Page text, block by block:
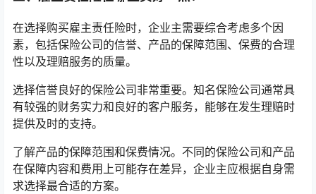
在选择购买雇主责任险时，企业主需要综合考虑多个因
素，包括保险公司的信誉、产品的保障范围、保费的合理
性以及理赔服务的质量。
选择信誉良好的保险公司非常重要。知名保险公司通常具
有较强的财务实力和良好的客户服务，能够在发生理赔时
提供及时的支持。
了解产品的保障范围和保费情况。不同的保险公司和产品
在保障内容和费用上可能存在差异，企业主应根据自身需
求选择最合适的方案。